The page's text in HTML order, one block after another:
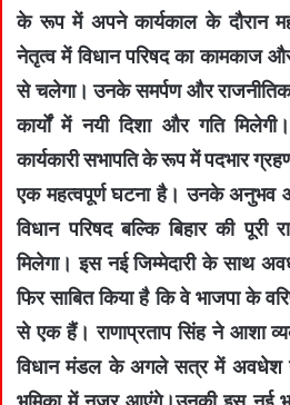
के रूप में अपने कार्यकाल के दौरान
नेतृत्व में विधान परिषद का कामकाज
से चलेगा। उनके समर्पण और
कार्यों में नयी दिशा और गति
कार्यकारी सभापति के रूप में पदभार
एक महत्वपूर्ण घटना है। उनके अनुभव
विधान परिषद बल्कि बिहार की पूरी
मिलेगा। इस नई जिम्मेदारी के साथ
फिर साबित किया है कि वे भाजपा के
से एक हैं। राणाप्रताप सिंह ने आशा
विधान मंडल के अगले सत्र में अवधेश